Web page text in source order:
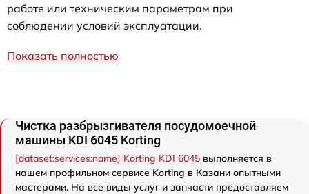
работе или техническим параметрам при
соблюдении условий эксплуатации.
Показать полностью
Чистка разбрызгивателя посудомоечной
машины KDI 6045 Korting
[dataset:services:name] Korting KDI 6045 выполняется в
нашем профильном сервисе Korting в Казани опытными
мастерами. На все виды услуг и запчасти предоставляем